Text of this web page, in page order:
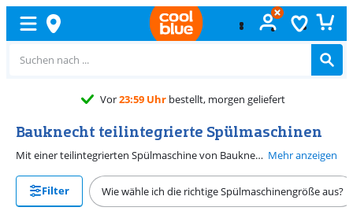
Vor23:59 Uhrbestellt, morgen geliefert
Bauknecht teilintegrierte Spülmaschinen
Mit einer teilintegrierten Spülmaschine von Bauknecht behältst du immer den Überblick. Das Bedienfeld bleibt sichtbar, während der Rest der Maschine ordentlich von einer Küchenblende verdeckt wird. Dadurch fügt sich die Einbauspülmaschine gut in deine Küche ein und du siehst auf einen Blick, wie lange das Programm noch dauert. Dank smart eingeteilter Körbe und einer praktischen Besteckschublade räumst du alles schnell ein. Mit den leisen und energieeffizienten Programmen lässt du sie problemlos in einer offenen Küche laufen, ohne hohe Stromkosten. So bleibt es in deiner Küche leise und dein Geschirr wird glänzend sauber. Miss die Nischenmaße und die Frontblende gut ab, damit dein Einbaugeschirrspüler in deine Küche passt. Mehr anzeigen
Filter Wie wähle ich die richtige Spülmaschinengröße aus?